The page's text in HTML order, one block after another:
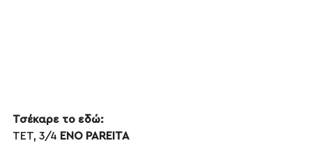
Τσέκαρε το εδώ:
ΤΕΤ, 3/4 ENO PAREITA